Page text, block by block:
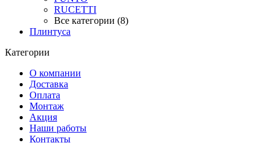
RUCETTI
Все категории (8)
Плинтуса
Категории
О компании
Доставка
Оплата
Монтаж
Акция
Наши работы
Контакты